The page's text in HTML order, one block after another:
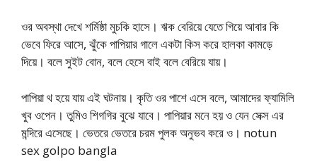
ওর অবস্থা দেখে শর্মিষ্ঠা মুচকি হাসে। ঋক বেরিয়ে যেতে গিয়ে আবার কি
ভেবে ফিরে আসে, ঝুঁকে পাপিয়ার গালে একটা কিস করে হালকা কামড়ে
দিয়ে। বলে সুইট বোন, বলে হেসে বাই বলে বেরিয়ে যায়।
পাপিয়া থ হয়ে যায় এই ঘটনায়। কৃতি ওর পাশে এসে বলে, আমাদের ফ্যামিলি
খুব ওপেন। তুমিও শিগগির বুঝে যাবে। পাপিয়ার মনে হয় ও যেন সেক্স এর
মন্দিরে এসেছে। ভেতরে ভেতরে চরম পুলক অনুভব করে ও। notun
sex golpo bangla